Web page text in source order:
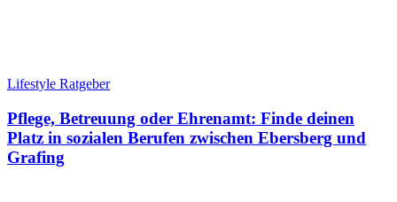
Lifestyle Ratgeber
Pflege, Betreuung oder Ehrenamt: Finde deinen
Platz in sozialen Berufen zwischen Ebersberg und
Grafing